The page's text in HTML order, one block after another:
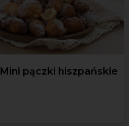
Mini pączki hiszpańskie